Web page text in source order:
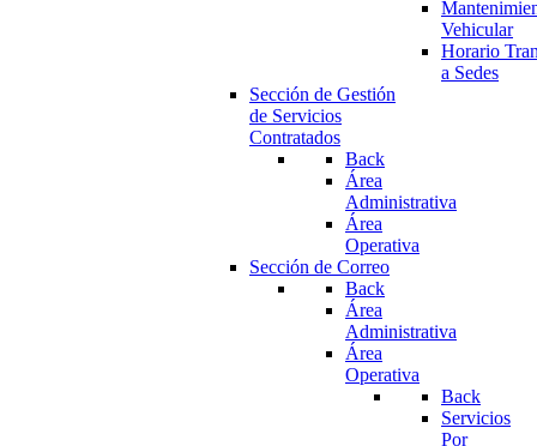
Vehicular
Horario
a Sedes
Sección de Gestión
de Servicios
Contratados
Back
Área
Administrativa
Área
Operativa
Sección de Correo
Back
Área
Administrativa
Área
Operativa
Back
Servicios
Por